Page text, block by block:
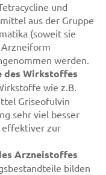
und
aus der Gruppe
(soweit sie
werden.
des Wirkstoffes
wie z.B.
Griseofulvin
sehr viel besser
effektiver zur
Arzneistoffes
bilden